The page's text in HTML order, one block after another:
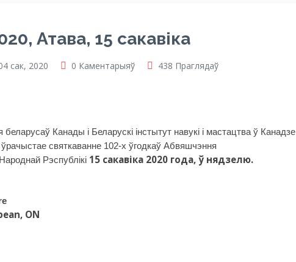
Атава, 15 сакавіка
сак, 2020 0 Каментарыяў 438 Праглядаў
беларусаў Канады і Беларускі інстытут навукі і мастацтва ў Канадзе
святкаванне 102-х ўгодкаў Абвяшчэння
Рэспублікі 15 сакавіка 2020 года, ў нядзелю.
ON